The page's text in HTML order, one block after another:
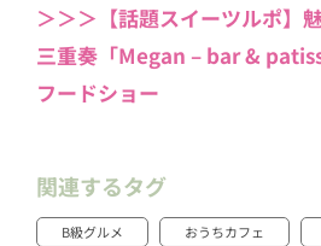
＞＞＞【話題スイーツルポ】
三重奏「Megan – bar &
フードショー
関連するタグ
B級グルメ おうちカフェ